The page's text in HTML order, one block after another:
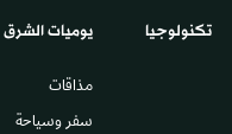
تكنولوجيا يوميات الشرق​
مذاقات
سفر وسياحة